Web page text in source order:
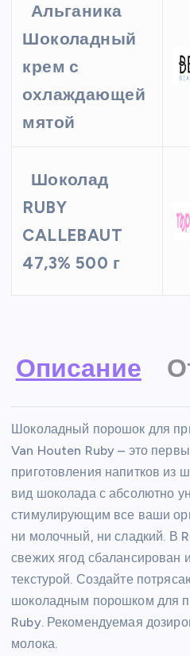
Альганика
Шоколадный
крем с
охлаждающей
мятой
Шоколад
RUBY
CALLEBAUT
47,3% 500 г
Описание
Шоколадный порошок для
Van Houten Ruby – это
приготовления напитков из
вид шоколада с абсолютно
стимулирующим все ваши
ни молочный, ни сладкий. В
свежих ягод сбалансирован
текстурой. Создайте
шоколадным порошком для
Ruby. Рекомендуемая
молока.